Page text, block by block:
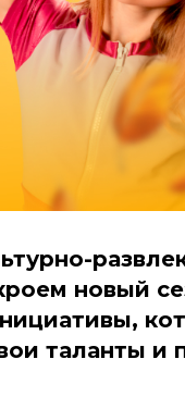
новый
таланты и